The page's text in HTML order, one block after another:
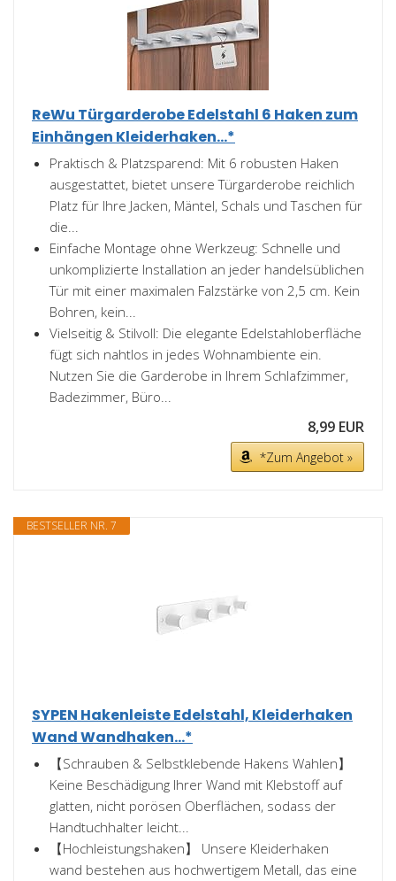
ReWu Türgarderobe Edelstahl 6 Haken zum
Einhängen Kleiderhaken...*
Praktisch & Platzsparend: Mit 6 robusten Haken
ausgestattet, bietet unsere Türgarderobe reichlich
Platz für Ihre Jacken, Mäntel, Schals und Taschen für
die...
Einfache Montage ohne Werkzeug: Schnelle und
unkomplizierte Installation an jeder handelsüblichen
Tür mit einer maximalen Falzstärke von 2,5 cm. Kein
Bohren, kein...
Vielseitig & Stilvoll: Die elegante Edelstahloberfläche
fügt sich nahtlos in jedes Wohnambiente ein.
Nutzen Sie die Garderobe in Ihrem Schlafzimmer,
Badezimmer, Büro...
8,99 EUR
*Zum Angebot »
BESTSELLER NR. 7
SYPEN Hakenleiste Edelstahl, Kleiderhaken
Wand Wandhaken...*
【Schrauben & Selbstklebende Hakens Wahlen】
Keine Beschädigung Ihrer Wand mit Klebstoff auf
glatten, nicht porösen Oberflächen, sodass der
Handtuchhalter leicht...
【Hochleistungshaken】 Unsere Kleiderhaken
wand bestehen aus hochwertigem Metall, das eine